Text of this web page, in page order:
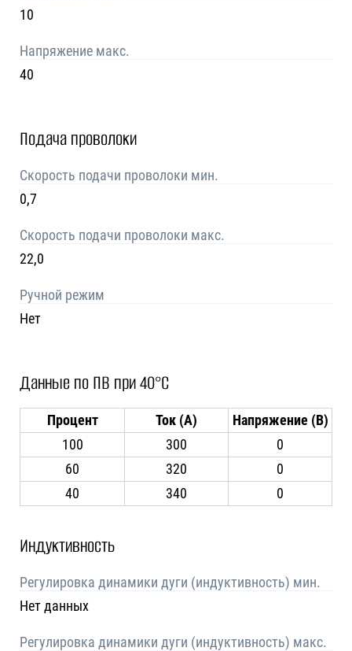
10
Напряжение макс.
40
Подача проволоки
Скорость подачи проволоки мин.
0,7
Скорость подачи проволоки макс.
22,0
Ручной режим
Нет
Данные по ПВ при 40°C
Процент Ток (А)
Напряжение (В)
100
300
0
60
320
0
40
340 0
Индуктивность
Регулировка динамики дуги (индуктивность) мин.
Нет данных
Регулировка динамики дуги (индуктивность) макс.